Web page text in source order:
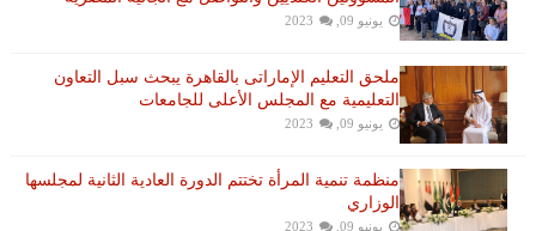
يونيو 09, 2023
ملحق التعليم الإماراتى بالقاهرة يبحث سبل التعاون
التعليمية مع المجلس الأعلى للجامعات
يونيو 09, 2023
منظمة تنمية المرأة تختتم الدورة العادية الثانية لمجلسها
الوزاري
يونيو 09, 2023